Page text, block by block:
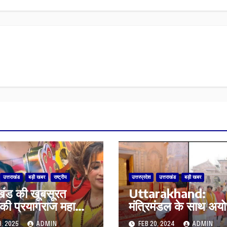
उत्तराखंड बड़ी खबर राष्ट्रीय
की खूबसूरत
प्रयागराज महाकुंभ
बॉलीवुड, ग्लैमर से है
2025 ADMIN
उत्तरप्रदेश उत्तराखंड बड़ी खबर
Uttarakhand:
मंत्रिमंडल के साथ
पहुंचे मुख्यमंत्री धामी,
FEB 20, 2024 ADMIN